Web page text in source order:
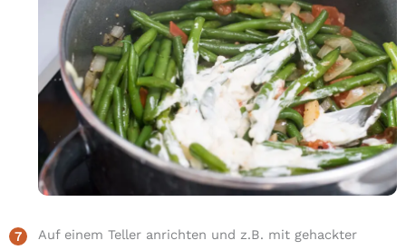
Auf einem Teller anrichten und z.B. mit gehackter